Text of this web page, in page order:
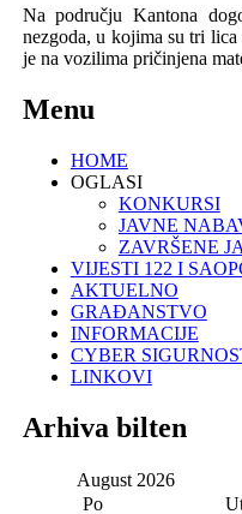
Na području Kantona
nezgoda, u kojima su tri lica
je na vozilima pričinjena
Menu
HOME
OGLASI
KONKURSI
JAVNE
ZAVRŠENE
VIJESTI 122 I
AKTUELNO
GRAĐANSTVO
INFORMACIJE
CYBER
LINKOVI
Arhiva bilten
August 2026
Po